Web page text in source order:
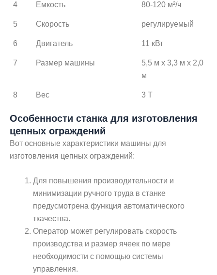
4 Емкость 80-120 м²/ч
5 Скорость регулируемый
6 Двигатель 11 кВт
7 Размер машины
5,5 м x 3,3 м x 2,0
м
8 Вес 3 T
Особенности станка для изготовления
цепных ограждений
Вот основные характеристики машины для
изготовления цепных ограждений:
Для повышения производительности и
минимизации ручного труда в станке
предусмотрена функция автоматического
ткачества.
Оператор может регулировать скорость
производства и размер ячеек по мере
необходимости с помощью системы
управления.